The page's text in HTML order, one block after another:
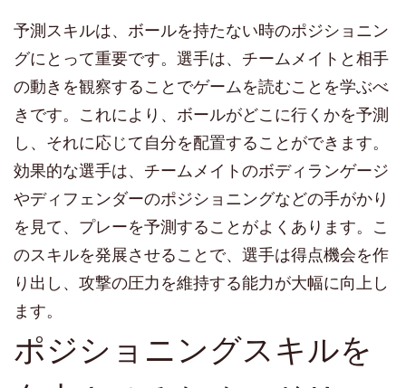
予測スキルは、ボールを持たない時のポジショニン
グにとって重要です。選手は、チームメイトと相手
の動きを観察することでゲームを読むことを学ぶべ
きです。これにより、ボールがどこに行くかを予測
し、それに応じて自分を配置することができます。
効果的な選手は、チームメイトのボディランゲージ
やディフェンダーのポジショニングなどの手がかり
を見て、プレーを予測することがよくあります。こ
のスキルを発展させることで、選手は得点機会を作
り出し、攻撃の圧力を維持する能力が大幅に向上し
ます。
ポジショニングスキルを